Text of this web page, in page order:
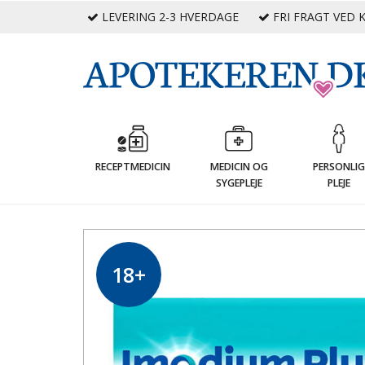
LEVERING 2-3 HVERDAGE FRI FRAGT VED
RECEPTMEDICIN
MEDICIN OG
SYGEPLEJE
PERSONLIG
PLEJE
18+